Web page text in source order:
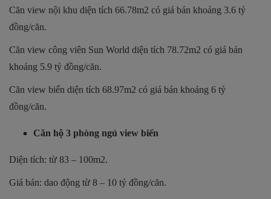
Căn view nội khu diện tích 66.78m2 có giá bán khoảng 3.6 tỷ
đồng/căn.
Căn view công viên Sun World diện tích 78.72m2 có giá bán
khoảng 5.9 tỷ đồng/căn.
Căn view biển diện tích 68.97m2 có giá bán khoảng 6 tỷ
đồng/căn.
Căn hộ 3 phòng ngủ view biển
Diện tích: từ 83 – 100m2.
Giá bán: dao động từ 8 – 10 tỷ đồng/căn.